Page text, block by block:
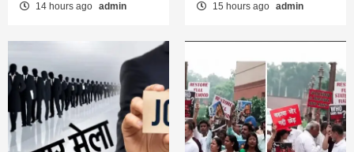
14 hours ago admin 15 hours ago admin